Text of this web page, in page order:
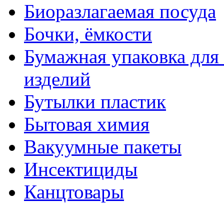
Биоразлагаемая посуда
Бочки, ёмкости
Бумажная упаковка
изделий
Бутылки пластик
Бытовая химия
Вакуумные пакеты
Инсектициды
Канцтовары